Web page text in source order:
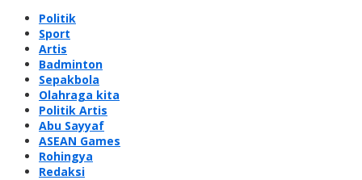
Politik
Sport
Artis
Badminton
Sepakbola
Olahraga kita
Politik Artis
Abu Sayyaf
ASEAN Games
Rohingya
Redaksi